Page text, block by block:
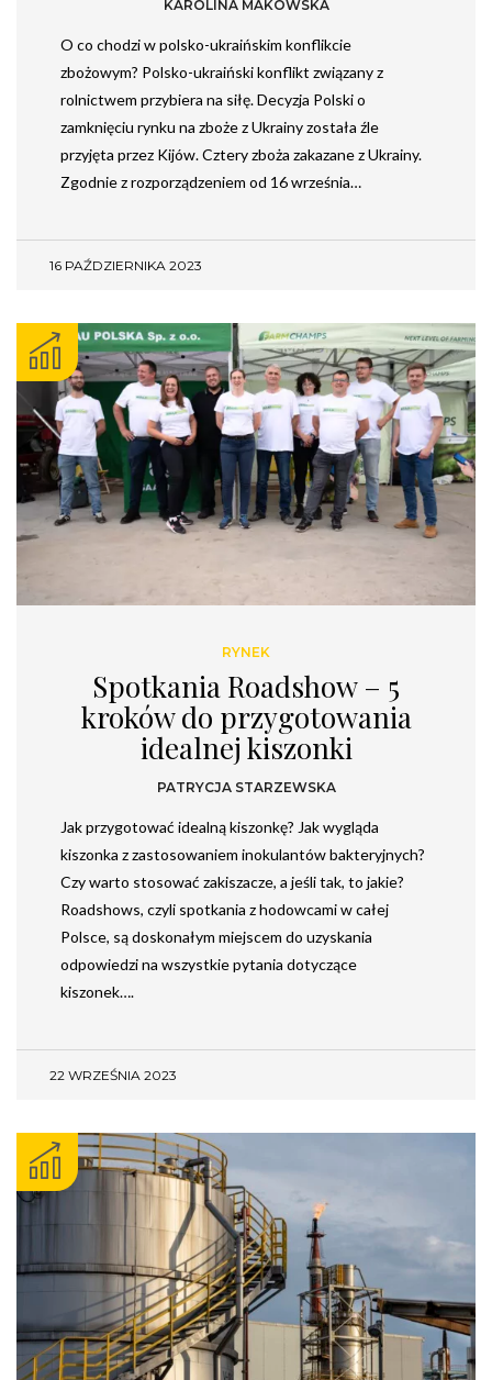
KAROLINA MAKOWSKA
O co chodzi w polsko-ukraińskim konflikcie
zbożowym? Polsko-ukraiński konflikt związany z
rolnictwem przybiera na siłę. Decyzja Polski o
zamknięciu rynku na zboże z Ukrainy została źle
przyjęta przez Kijów. Cztery zboża zakazane z Ukrainy.
Zgodnie z rozporządzeniem od 16 września…
16 PAŹDZIERNIKA 2023
RYNEK
Spotkania Roadshow – 5
kroków do przygotowania
idealnej kiszonki
PATRYCJA STARZEWSKA
Jak przygotować idealną kiszonkę? Jak wygląda
kiszonka z zastosowaniem inokulantów bakteryjnych?
Czy warto stosować zakiszacze, a jeśli tak, to jakie?
Roadshows, czyli spotkania z hodowcami w całej
Polsce, są doskonałym miejscem do uzyskania
odpowiedzi na wszystkie pytania dotyczące
kiszonek….
22 WRZEŚNIA 2023